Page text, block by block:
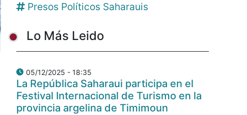
Presos Políticos Saharauis
Lo Más Leido
05/12/2025 - 18:35
La República Saharaui participa en el
Festival Internacional de Turismo en la
provincia argelina de Timimoun